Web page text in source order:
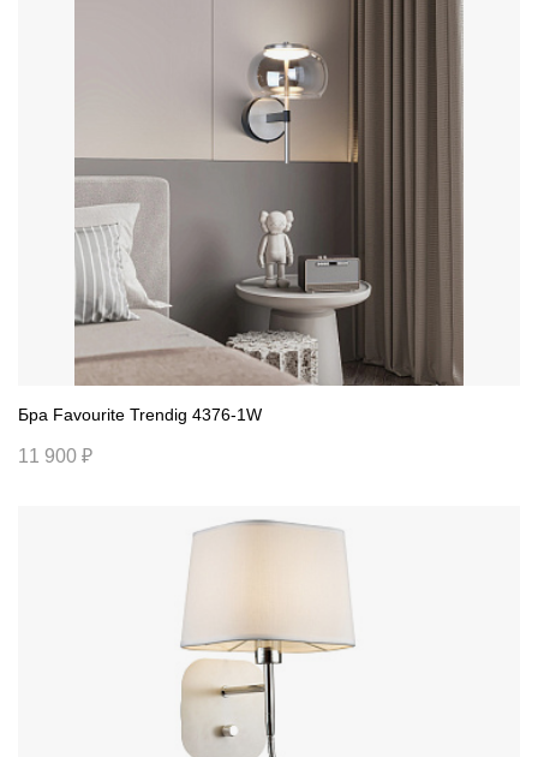
Бра Favourite Trendig 4376-1W
11 900 ₽